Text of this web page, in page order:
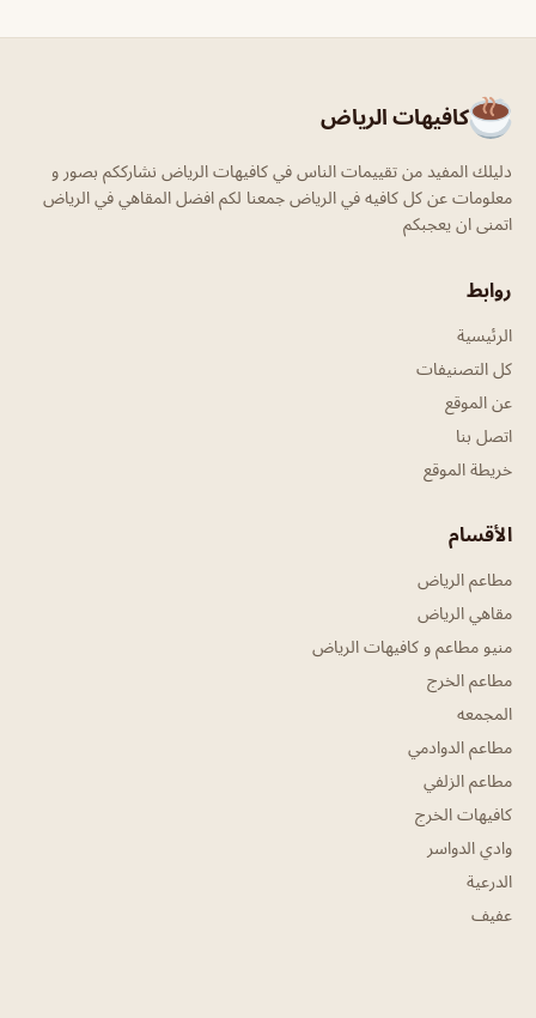
كافيهات الرياض
دليلك المفيد من تقييمات الناس في كافيهات الرياض نشارككم بصور و
معلومات عن كل كافيه في الرياض جمعنا لكم افضل المقاهي في الرياض
اتمنى ان يعجبكم
روابط
الرئيسية
كل التصنيفات
عن الموقع
اتصل بنا
خريطة الموقع
الأقسام
مطاعم الرياض
مقاهي الرياض
منيو مطاعم و كافيهات الرياض
مطاعم الخرج
المجمعه
مطاعم الدوادمي
مطاعم الزلفي
كافيهات الخرج
وادي الدواسر
الدرعية
عفيف